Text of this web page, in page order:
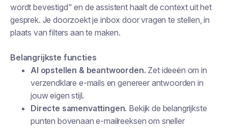
wordt bevestigd" en de assistent haalt de context uit het
gesprek. Je doorzoekt je inbox door vragen te stellen, in
plaats van filters aan te maken.
Belangrijkste functies
AI opstellen & beantwoorden. Zet ideeën om in
verzendklare e-mails en genereer antwoorden in
jouw eigen stijl.
Directe samenvattingen. Bekijk de belangrijkste
punten bovenaan e-mailreeksen om sneller